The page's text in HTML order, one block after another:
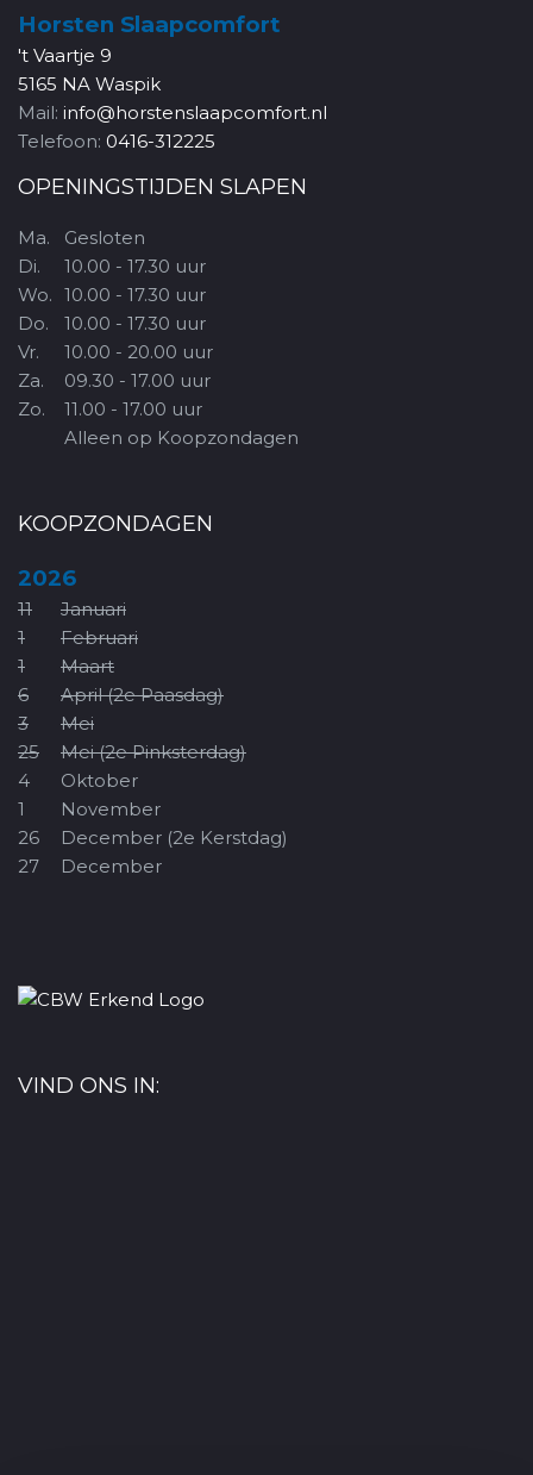
Horsten Slaapcomfort
't Vaartje 9
5165 NA Waspik
Mail: info@horstenslaapcomfort.nl
Telefoon: 0416-312225
OPENINGSTIJDEN SLAPEN
Ma.
Di.
Wo.
Do.
Vr.
Za.
Zo.
Gesloten
10.00 - 17.30 uur
10.00 - 17.30 uur
10.00 - 17.30 uur
10.00 - 20.00 uur
09.30 - 17.00 uur
11.00 - 17.00 uur
Alleen op Koopzondagen
KOOPZONDAGEN
2026
11
Januari
1
Februari
1
Maart
6
April (2e Paasdag)
3
Mei
25
Mei (2e Pinksterdag)
4
Oktober
1
November
26
December (2e Kerstdag)
27
December
VIND ONS IN: